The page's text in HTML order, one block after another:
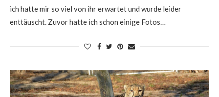
ich hatte mir so viel von ihr erwartet und wurde leider
enttäuscht. Zuvor hatte ich schon einige Fotos…